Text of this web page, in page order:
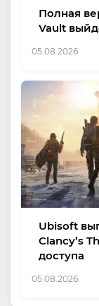
Полная
Vault
05.08.2026
Ubisoft
Clancy’s
доступа
05.08.2026